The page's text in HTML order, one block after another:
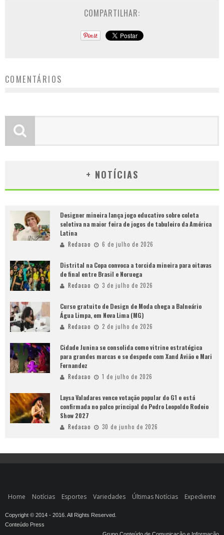
COMPARTILHAR:
COMENTÁRIOS
+ NOTÍCIAS
Designer mineira lança jogo educativo sobre coleta
seletiva na maior feira de jogos de tabuleiro da América
Latina
Redacao 6 de julho de 2026
Distrital na Copa convoca a torcida mineira para oitavas
de final entre Brasil e Noruega
Redacao 3 de julho de 2026
Curso gratuito de Design de Moda chega a Balneário
Água Limpa, em Nova Lima (MG)
Redacao 2 de julho de 2026
Cidade Junina se consolida como vitrine estratégica
para grandes marcas e se despede com Xand Avião e Mari
Fernandez
Redacao 1 de julho de 2026
Laysa Valadares vence votação popular do G1 e está
confirmada no palco principal do Pedro Leopoldo Rodeio
Show 2027
Redacao 30 de junho de 2026
Home Notícias Esportes Variedades Últimas Notícias Expediente
Copyright © 2014 - 2016. All Rights Reserved.
Conteúdo Press